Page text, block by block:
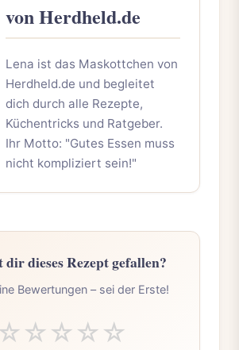
von Herdheld.de
Lena ist das Maskottchen von
Herdheld.de und begleitet
dich durch alle Rezepte,
Küchentricks und Ratgeber.
Ihr Motto: "Gutes Essen muss
nicht kompliziert sein!"
dir dieses Rezept gefallen?
Bewertungen – sei der Erste!
☆☆☆☆☆